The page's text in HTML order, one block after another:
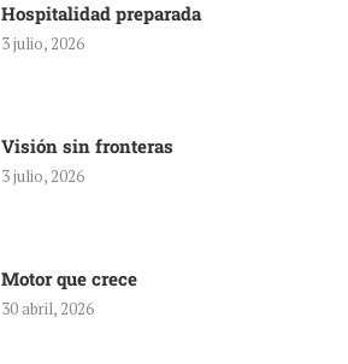
Hospitalidad preparada
3 julio, 2026
Visión sin fronteras
3 julio, 2026
Motor que crece
30 abril, 2026